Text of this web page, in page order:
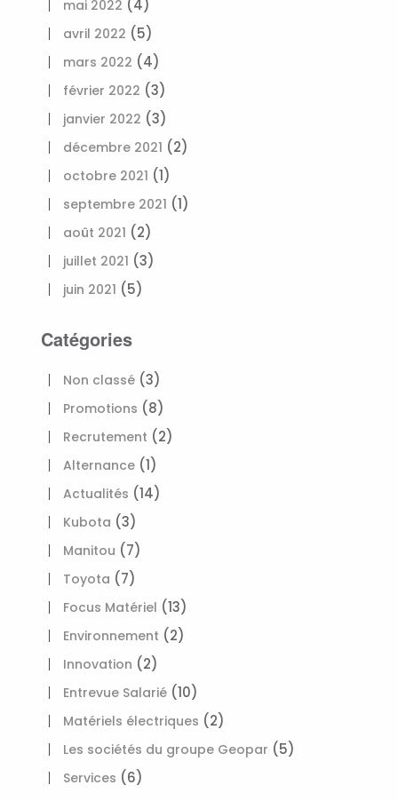
mai 2022 (4)
avril 2022 (5)
mars 2022 (4)
février 2022 (3)
janvier 2022 (3)
décembre 2021 (2)
octobre 2021 (1)
septembre 2021 (1)
août 2021 (2)
juillet 2021 (3)
juin 2021 (5)
Catégories
Non classé (3)
Promotions (8)
Recrutement (2)
Alternance (1)
Actualités (14)
Kubota (3)
Manitou (7)
Toyota (7)
Focus Matériel (13)
Environnement (2)
Innovation (2)
Entrevue Salarié (10)
Matériels électriques (2)
Les sociétés du groupe Geopar (5)
Services (6)